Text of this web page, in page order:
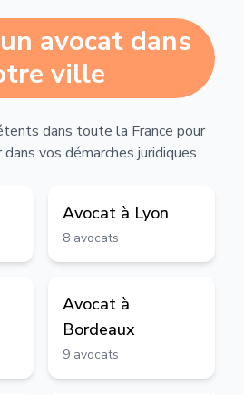
avocat dans
ville
dans toute la France pour
vos démarches juridiques
Avocat à Lyon
8 avocats
Avocat à
Bordeaux
9 avocats